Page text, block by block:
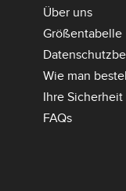
Über uns
Größentabelle
Wie man
Ihre Sicherheit
FAQs